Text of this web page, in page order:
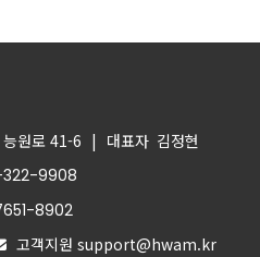
원로 41-6 | 대표자 김정현
322-9908
8902
고객지원 support@hwam.kr